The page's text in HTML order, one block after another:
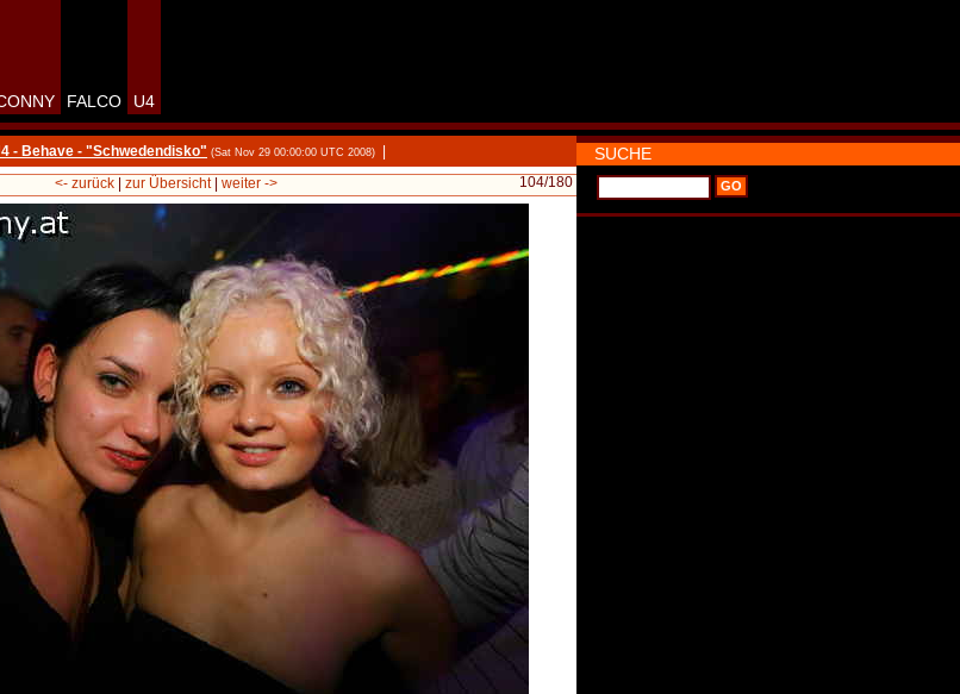
FALCO U4
- Behave - "Schwedendisko" (Sat Nov 29 00:00:00 UTC 2008)
104/180
<- zurück| zur Übersicht| weiter ->
SUCHE